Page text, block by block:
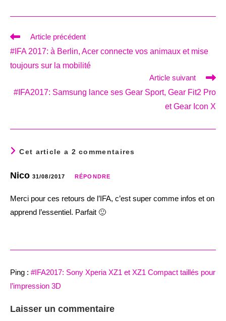
Read
articles
Article précédent
#IFA 2017: à Berlin, Acer connecte vos animaux et mise
toujours sur la mobilité
Article suivant
#IFA2017: Samsung lance ses Gear Sport, Gear Fit2 Pro
et Gear Icon X
Cet article a 2 commentaires
Nico 31/08/2017 RÉPONDRE
Merci pour ces retours de l’IFA, c’est super comme infos et on
apprend l’essentiel. Parfait 🙂
Ping : #IFA2017: Sony Xperia XZ1 et XZ1 Compact taillés pour
l’impression 3D
Laisser un commentaire